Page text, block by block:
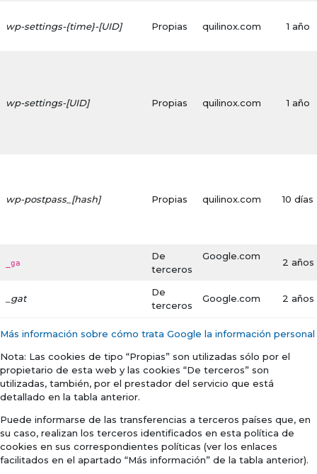
wp-settings-{time}-[UID] Propias quilinox.com 1 año
wp-settings-[UID] Propias quilinox.com 1 año
wp-postpass_[hash] Propias quilinox.com 10 días
_ga
De
terceros
Google.com
2 años
_gat
De
terceros
Google.com 2 años
Más información sobre cómo trata Google la información personal
Nota: Las cookies de tipo “Propias” son utilizadas sólo por el
propietario de esta web y las cookies “De terceros” son
utilizadas, también, por el prestador del servicio que está
detallado en la tabla anterior.
Puede informarse de las transferencias a terceros países que, en
su caso, realizan los terceros identificados en esta política de
cookies en sus correspondientes políticas (ver los enlaces
facilitados en el apartado “Más información” de la tabla anterior).